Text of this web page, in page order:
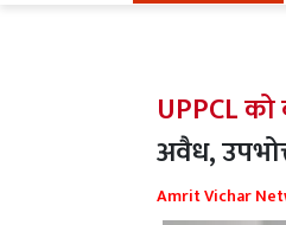
UPPCL
अवैध,
Amrit Vichar